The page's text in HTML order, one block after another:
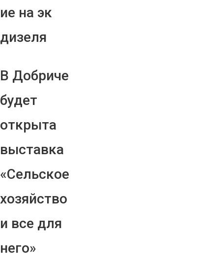
ие на эк
дизеля
В Добриче
будет
открыта
выставка
«Сельское
хозяйство
и все для
него»